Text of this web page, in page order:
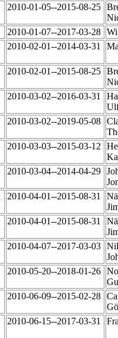
2010-01-05--2015-08-25
2010-01-07--2017-03-28
2010-02-01--2014-03-31
2010-02-01--2015-08-25
2010-03-02--2016-03-31
2010-03-02--2019-05-08
2010-03-03--2015-03-12
2010-03-04--2014-04-29
2010-04-01--2015-08-31
2010-04-01--2015-08-31
2010-04-07--2017-03-03
2010-05-20--2018-01-26
2010-06-09--2015-02-28
2010-06-15--2017-03-31